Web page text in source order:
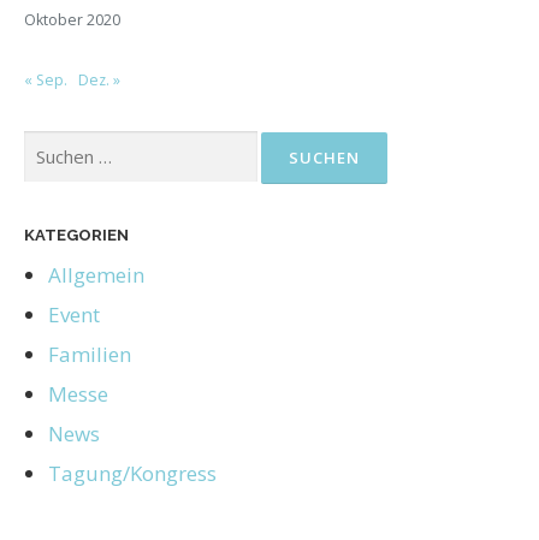
Oktober 2020
« Sep. Dez. »
KATEGORIEN
Allgemein
Event
Familien
Messe
News
Tagung/Kongress